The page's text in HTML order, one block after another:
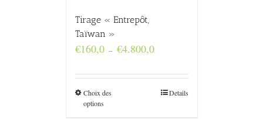
Tirage « Entrepôt,
Taïwan »
€160,0 – €4.800,0Plage
€160,0
Choix des
options
Details